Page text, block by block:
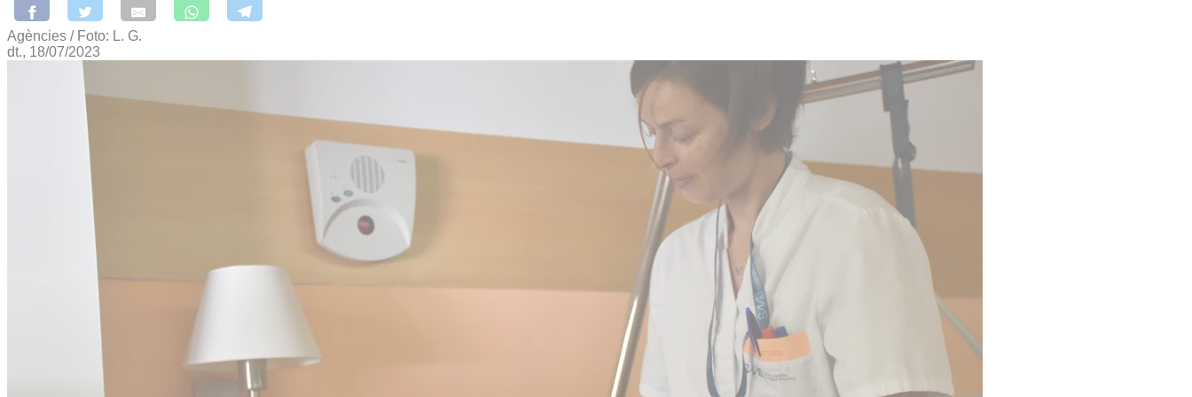
Agències / Foto: L. G.
dt., 18/07/2023